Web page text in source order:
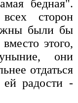
бедная".
сторон
были бы
этого,
они
отдаться
ей радости -